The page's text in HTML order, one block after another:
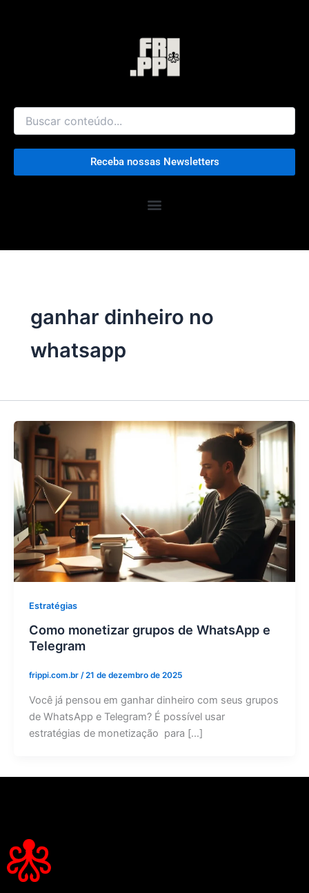
Receba nossas Newsletters
ganhar dinheiro no
whatsapp
Estratégias
Como monetizar grupos de WhatsApp e
Telegram
frippi.com.br /21 de dezembro de 2025
Você já pensou em ganhar dinheiro com seus grupos
de WhatsApp e Telegram? É possível usar
estratégias de monetização para […]